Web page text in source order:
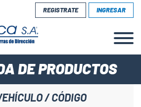
REGISTRATE INGRESAR
DE PRODUCTOS
/ CÓDIGO